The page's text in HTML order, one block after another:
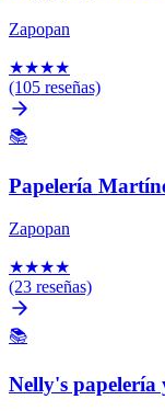
Zapopan
★★★★
(105 reseñas)
📚
Papelería
Zapopan
★★★★
(23 reseñas)
📚
Nelly's papelería